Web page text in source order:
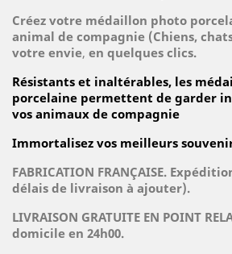
Créez votre médaillon photo
animal de compagnie (Chiens,
votre envie, en quelques clics.
Résistants et inaltérables, les
porcelaine permettent de garder
vos animaux de compagnie
Immortalisez vos meilleurs
FABRICATION FRANÇAISE.
délais de livraison à ajouter).
LIVRAISON GRATUITE EN POINT
domicile en 24h00.